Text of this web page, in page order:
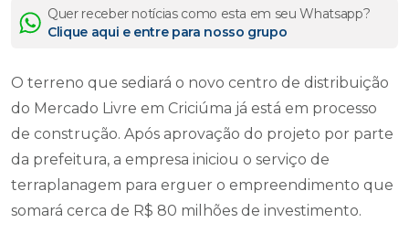
Quer receber notícias como esta em seu Whatsapp?
Clique aqui e entre para nosso grupo
O terreno que sediará o novo centro de distribuição
do Mercado Livre em Criciúma já está em processo
de construção. Após aprovação do projeto por parte
da prefeitura, a empresa iniciou o serviço de
terraplanagem para erguer o empreendimento que
somará cerca de R$ 80 milhões de investimento.